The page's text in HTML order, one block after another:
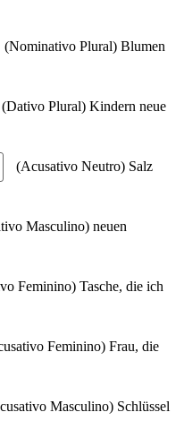
(Nominativo Plural) Blumen
(Dativo Plural) Kindern neue
(Acusativo Neutro) Salz
Masculino) neuen
Feminino) Tasche, die ich
Feminino) Frau, die
Masculino) Schlüssel